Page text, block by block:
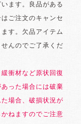
ます。良品がある
ご注文のキャンセ
す。欠品アイテム
んのでご了承くだ
衝材など原状回復
った場合には破棄
場合、破損状況が
ねますのでご注意